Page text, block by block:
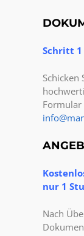
Schritt 1
Schicken
Formular
nur 1
Nach